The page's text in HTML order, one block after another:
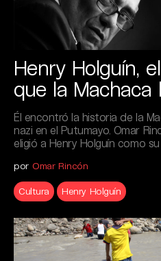
Henry Holguín,
que la Machaca
Él encontró la historia de la
nazi en el Putumayo. Omar
eligió a Henry Holguín como
por Omar Rincón
Cultura Henry Holguín